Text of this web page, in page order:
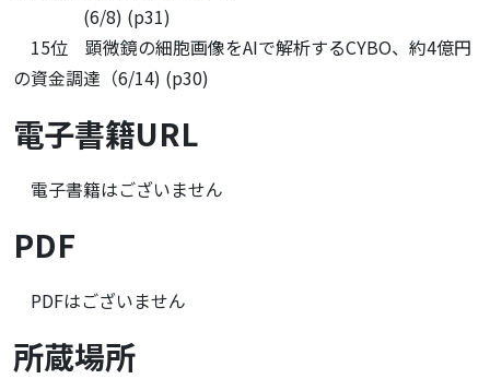
(6/8) (p31)
15位 顕微鏡の細胞画像をAIで解析するCYBO、約4億円
の資金調達（6/14) (p30)
電子書籍URL
電子書籍はございません
PDF
PDFはございません
所蔵場所